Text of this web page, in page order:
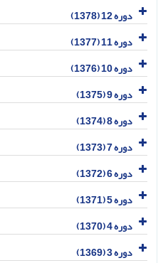
دوره 12 (1378)
دوره 11 (1377)
دوره 10 (1376)
دوره 9 (1375)
دوره 8 (1374)
دوره 7 (1373)
دوره 6 (1372)
دوره 5 (1371)
دوره 4 (1370)
دوره 3 (1369)